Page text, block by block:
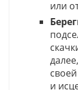
или
и